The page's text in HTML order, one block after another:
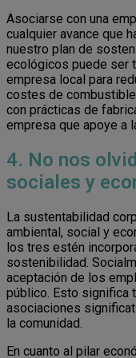
Asociarse con una
cualquier avance que
nuestro plan de
ecológicos puede ser
empresa local para
costes de
con prácticas de
empresa que apoye a
4. No nos
sociales y
La sustentabilidad
ambiental, social y
los tres estén
sostenibilidad.
aceptación de los
público. Esto significa
asociaciones
la comunidad.
En cuanto al pilar